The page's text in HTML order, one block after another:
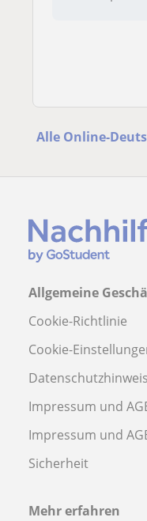
Alle Online-
Allgemeine
Cookie-Richtlinie
Cookie-
Impressum und
Impressum und
Sicherheit
Mehr erfahren